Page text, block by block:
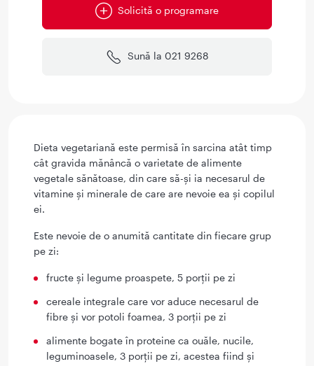
Solicită o programare
Sună la 021 9268
Dieta vegetariană este permisă în sarcina atât timp
cât gravida mănâncă o varietate de alimente
vegetale sănătoase, din care să-și ia necesarul de
vitamine și minerale de care are nevoie ea și copilul
ei.
Este nevoie de o anumită cantitate din fiecare grup
pe zi:
fructe și legume proaspete, 5 porții pe zi
cereale integrale care vor aduce necesarul de
fibre și vor potoli foamea, 3 porții pe zi
alimente bogate în proteine ca ouăle, nucile,
leguminoasele, 3 porții pe zi, acestea fiind și